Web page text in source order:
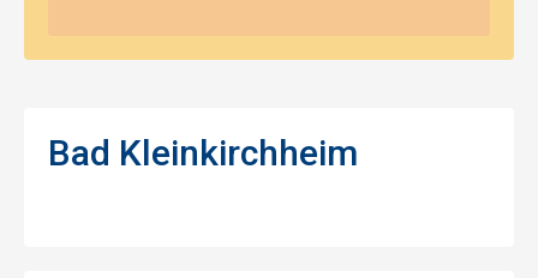
Bad Kleinkirchheim